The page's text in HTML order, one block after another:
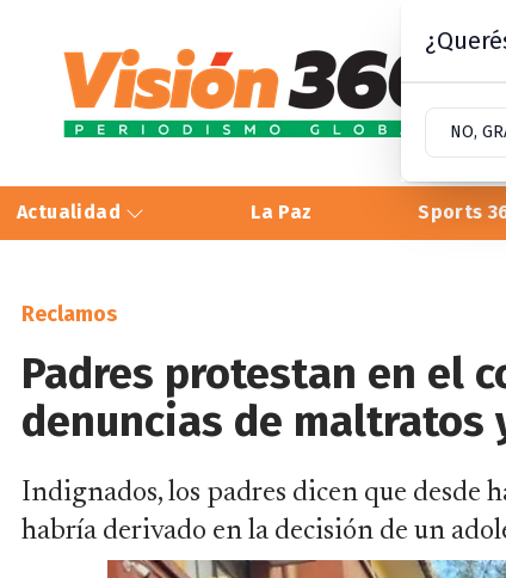
Actualidad La Paz Sports
Reclamos
Padres protestan en el
denuncias de maltratos
Indignados, los padres dicen que desde
habría derivado en la decisión de un
NO,